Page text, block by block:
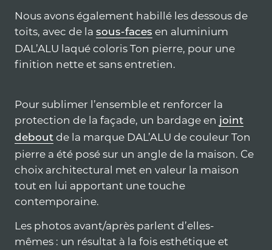
Nous avons également habillé les dessous de
toits, avec de la sous-faces en aluminium
DAL’ALU laqué coloris Ton pierre, pour une
finition nette et sans entretien.
Pour sublimer l’ensemble et renforcer la
protection de la façade, un bardage en joint
debout de la marque DAL’ALU de couleur Ton
pierre a été posé sur un angle de la maison. Ce
choix architectural met en valeur la maison
tout en lui apportant une touche
contemporaine.
Les photos avant/après parlent d’elles-
mêmes : un résultat à la fois esthétique et